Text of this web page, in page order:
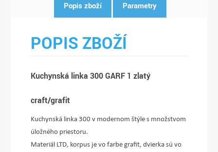
Popis zboží Parametry
POPIS ZBOŽÍ
Kuchynská linka 300 GARF 1 zlatý
craft/grafit
Kuchynská linka 300 v modernom štýle s množstvom
úložného priestoru.
Materiál LTD, korpus je vo farbe grafit, dvierka sú vo